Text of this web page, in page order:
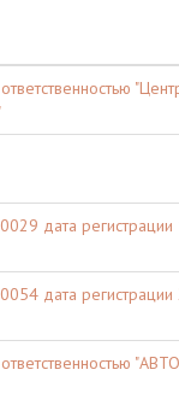
дата регистрации
дата регистрации